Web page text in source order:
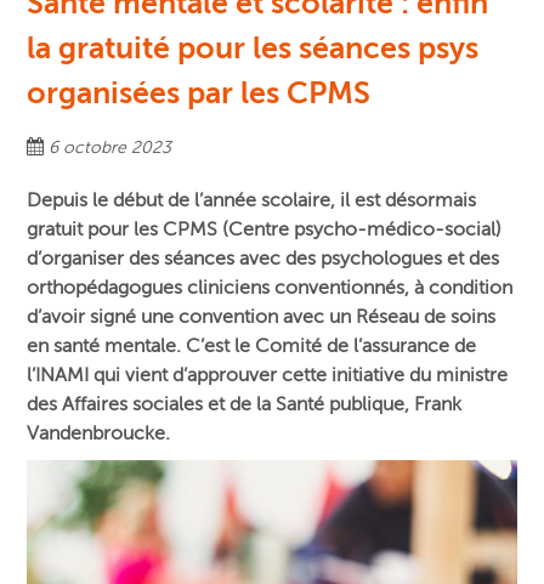
la gratuité pour les séances psys
organisées par les CPMS
6 octobre 2023
Depuis le début de l’année scolaire, il est désormais
gratuit pour les CPMS (Centre psycho-médico-social)
d’organiser des séances avec des psychologues et des
orthopédagogues cliniciens conventionnés, à condition
d’avoir signé une convention avec un Réseau de soins
en santé mentale. C’est le Comité de l’assurance de
l’INAMI qui vient d’approuver cette initiative du ministre
des Affaires sociales et de la Santé publique, Frank
Vandenbroucke.